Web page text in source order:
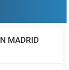
MADRID